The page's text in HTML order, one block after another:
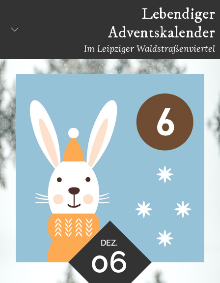
content
Lebendiger
Adventskalender
Im Leipziger Waldstraßenviertel
DEZ.
06